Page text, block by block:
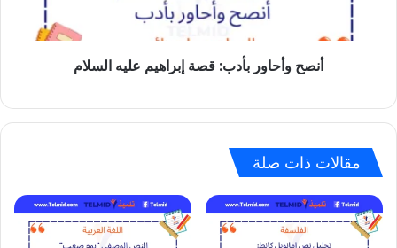
السلام
أنصح وأحاور بأدب: قصة إبراهيم عليه السلام
مقالات ذات صلة